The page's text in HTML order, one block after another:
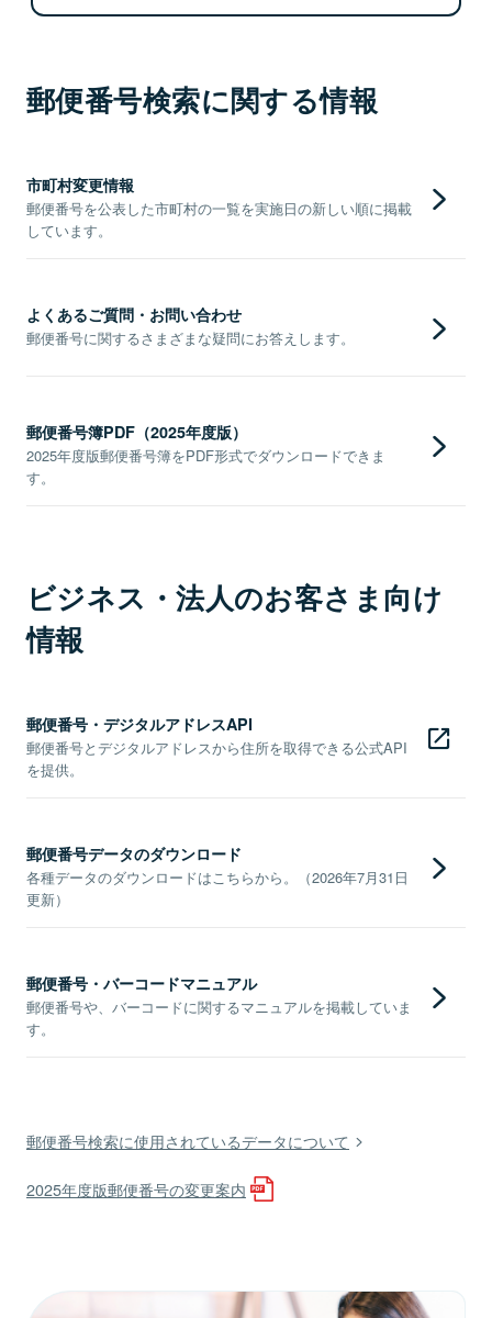
郵便番号検索に関する情報
市町村変更情報
郵便番号を公表した市町村の一覧を実施日の新しい順に掲載
しています。
よくあるご質問・お問い合わせ
郵便番号に関するさまざまな疑問にお答えします。
郵便番号簿PDF（2025年度版）
2025年度版郵便番号簿をPDF形式でダウンロードできま
す。
ビジネス・法人のお客さま向け
情報
郵便番号・デジタルアドレスAPI
郵便番号とデジタルアドレスから住所を取得できる公式API
を提供。
郵便番号データのダウンロード
各種データのダウンロードはこちらから。（2026年7月31日
更新）
郵便番号・バーコードマニュアル
郵便番号や、バーコードに関するマニュアルを掲載していま
す。
郵便番号検索に使用されているデータについて
2025年度版郵便番号の変更案内